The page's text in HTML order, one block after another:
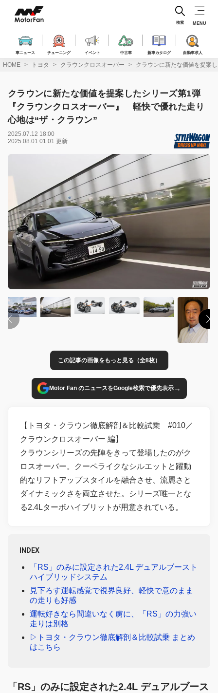
ス
車ニュース チューニング イベント 中古車 新車カタログ 自動車求人
検索 MENU
HOME トヨタ クラウンクロスオーバー クラウンに新たな価値を提案
クラウンに新たな価値を提案したシリーズ第1弾
『クラウンクロスオーバー』 軽快で優れた走り
心地は“ザ・クラウン”
2025.07.12 18:00
2025.08.01 01:01 更新
この記事の画像をもっと見る（全8枚）
Motor Fan のニュースをGoogle検索で優先表示→
【トヨタ・クラウン徹底解剖＆比較試乗 #010／
クラウンクロスオーバー 編】
クラウンシリーズの先陣をきって登場したのがク
ロスオーバー。クーペライクなシルエットと躍動
的なリフトアップスタイルを融合させ、流麗さと
ダイナミックさを両立させた。シリーズ唯一とな
る2.4Lターボハイブリットが用意されている。
INDEX
「RS」のみに設定された2.4L デュアルブースト
ハイブリッドシステム
見下ろす運転感覚で視界良好、軽快で意のまま
の走りも好感
運転好きなら間違いなく虜に、「RS」の力強い
走りは別格
▷トヨタ・クラウン徹底解剖＆比較試乗 まとめ
はこちら
「RS」のみに設定された2.4L デュアルブース